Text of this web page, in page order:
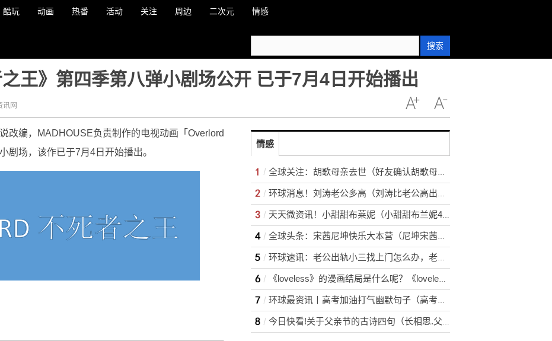
酷玩 动画 热番 活动 关注 周边 二次元 情感
搜索
王》第四季第八弹小剧场公开 已于7月4日开始播出
讯网
改编，MADHOUSE负责制作的电视动画「Overlord
剧场，该作已于7月4日开始播出。
情感
全球关注：胡歌母亲去世（好友确认胡歌母亲去世消息）
环球消息！刘涛老公多高（刘涛比老公高出半个头）
天天微资讯！小甜甜布莱妮（小甜甜布兰妮40岁生日）
全球头条：宋茜尼坤快乐大本营（尼坤宋茜近十年不同台）
环球速讯：老公出轨小三找上门怎么办，老公出轨婚外情小三找上门
《loveless》的漫画结局是什么呢？《loveless》清明爱立夏吗？
环球最资讯丨高考加油打气幽默句子（高考给自己加油打气的句子）
今日快看!关于父亲节的古诗四句（长相思.父亲节）